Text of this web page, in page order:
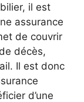
il est
assurance
de couvrir
décès,
Il est donc
d’une